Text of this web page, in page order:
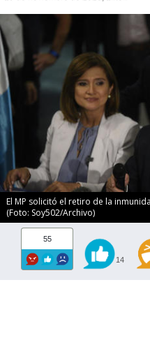
El MP solicitó el retiro de la
(Foto: Soy502/Archivo)
55
14